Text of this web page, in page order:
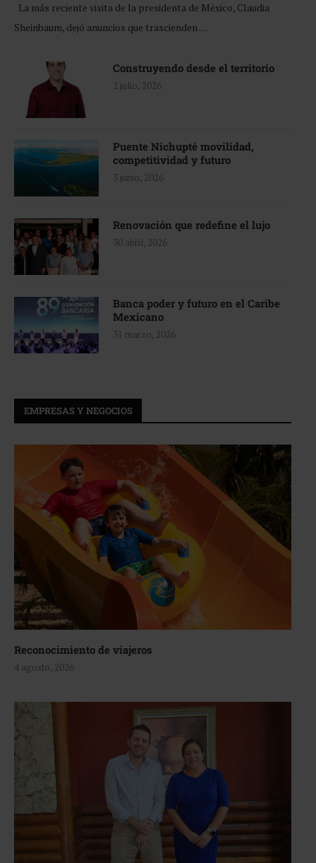
La más reciente visita de la presidenta de México, Claudia
Sheinbaum, dejó anuncios que trascienden …
Construyendo desde el territorio
2 julio, 2026
Puente Nichupté movilidad,
competitividad y futuro
3 junio, 2026
Renovación que redefine el lujo
30 abril, 2026
Banca poder y futuro en el Caribe
Mexicano
31 marzo, 2026
EMPRESAS Y NEGOCIOS
Reconocimiento de viajeros
4 agosto, 2026